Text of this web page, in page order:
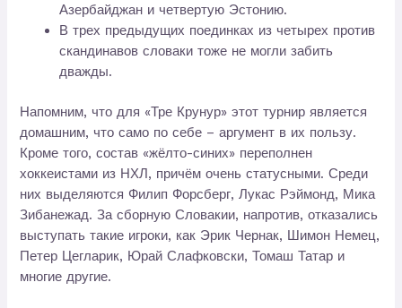
Азербайджан и четвертую Эстонию.
В трех предыдущих поединках из четырех против
скандинавов словаки тоже не могли забить
дважды.
Напомним, что для «Тре Крунур» этот турнир является
домашним, что само по себе – аргумент в их пользу.
Кроме того, состав «жёлто-синих» переполнен
хоккеистами из НХЛ, причём очень статусными. Среди
них выделяются Филип Форсберг, Лукас Рэймонд, Мика
Зибанежад. За сборную Словакии, напротив, отказались
выступать такие игроки, как Эрик Чернак, Шимон Немец,
Петер Цегларик, Юрай Слафковски, Томаш Татар и
многие другие.